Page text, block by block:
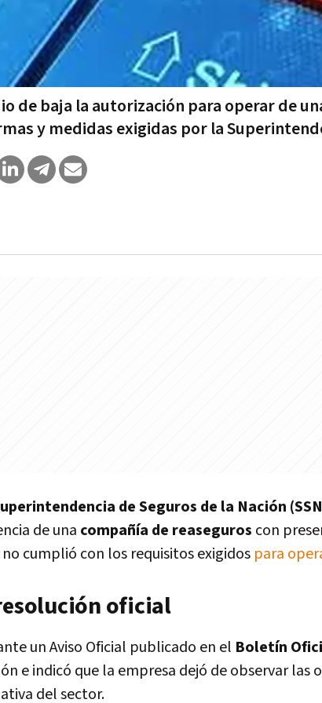
de baja la autorización para operar de
y medidas exigidas por la
de Seguros de la Nación
de una compañía de reaseguros con
cumplió con los requisitos exigidos para
oficial
un Aviso Oficial publicado en el Boletín
e indicó que la empresa dejó de observar las
del sector.